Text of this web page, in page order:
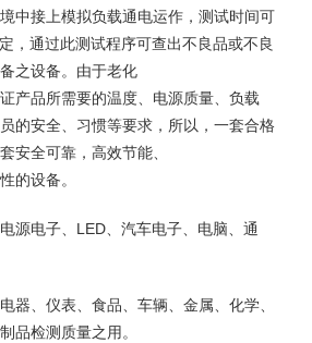
中接上模拟负载通电运作，测试时间可
，通过此测试程序可查出不良品或不良
之设备。由于老化
产品所需要的温度、电源质量、负载
的安全、习惯等要求，所以，一套合格
安全可靠，高效节能、
的设备。
源电子、LED、汽车电子、电脑、通
器、仪表、食品、车辆、金属、化学、
品检测质量之用。